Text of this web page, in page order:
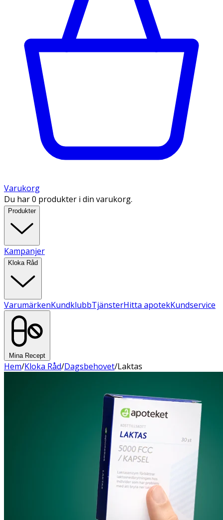
Varukorg
Du har 0 produkter i din varukorg.
Produkter
Kampanjer
Kloka Råd
VarumärkenKundklubbTjänsterHitta apotekKundservice
Mina Recept
Hem/Kloka Råd/Dagsbehovet/Laktas